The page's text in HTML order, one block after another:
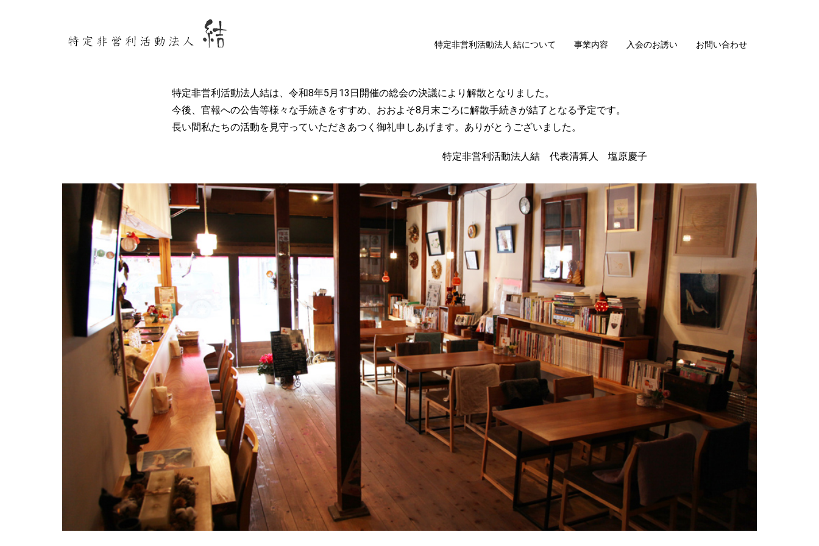
特定非営利活動法人 結について 事業内容 入会のお誘い お問い合わせ
特定非営利活動法人結は、令和8年5月13日開催の総会の決議により解散となりました。
今後、官報への公告等様々な手続きをすすめ、おおよそ8月末ごろに解散手続きが結了となる予定です。
長い間私たちの活動を見守っていただきあつく御礼申しあげます。ありがとうございました。
特定非営利活動法人結 代表清算人 塩原慶子